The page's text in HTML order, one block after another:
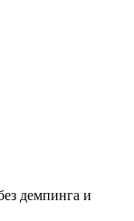
демпинга и